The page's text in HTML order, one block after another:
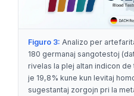
Figuro 3: Analizo per
180 germanaj sangotestoj
rivelas la plej altan indicon
je 19,8% kune kun levitaj
sugestantaj zorgojn pri la
Lietuvių kalba
Polski
한국어
Magyar